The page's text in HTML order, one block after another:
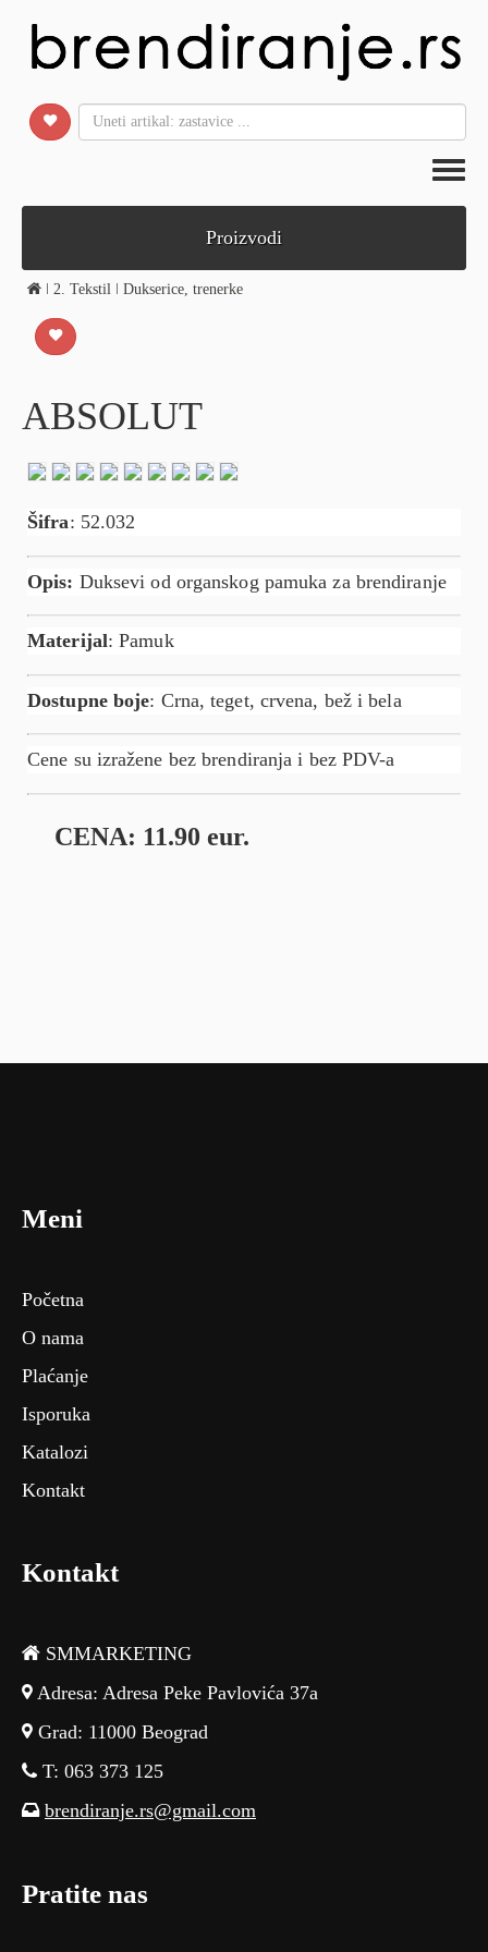
Proizvodi
2. Tekstil Dukserice, trenerke
ABSOLUT
Šifra: 52.032
Opis: Duksevi od organskog pamuka za brendiranje
Materijal: Pamuk
Dostupne boje: Crna, teget, crvena, bež i bela
Cene su izražene bez brendiranja i bez PDV-a
CENA: 11.90 eur.
Meni
Početna
O nama
Plaćanje
Isporuka
Katalozi
Kontakt
Kontakt
SMMARKETING
Adresa: Adresa Peke Pavlovića 37a
Grad: 11000 Beograd
T: 063 373 125
brendiranje.rs@gmail.com
Pratite nas